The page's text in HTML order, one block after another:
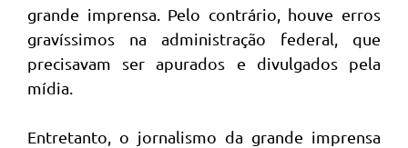
grande imprensa. Pelo contrário, houve erros
gravíssimos na administração federal, que
precisavam ser apurados e divulgados pela
mídia.
Entretanto, o jornalismo da grande imprensa